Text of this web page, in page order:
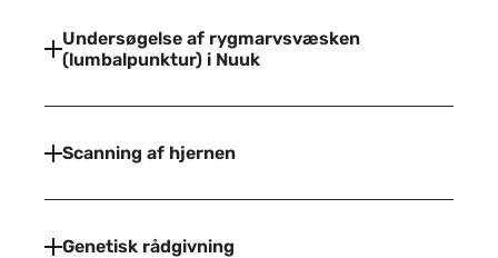
Undersøgelse af rygmarvsvæsken
(lumbalpunktur) i Nuuk
Scanning af hjernen
Genetisk rådgivning